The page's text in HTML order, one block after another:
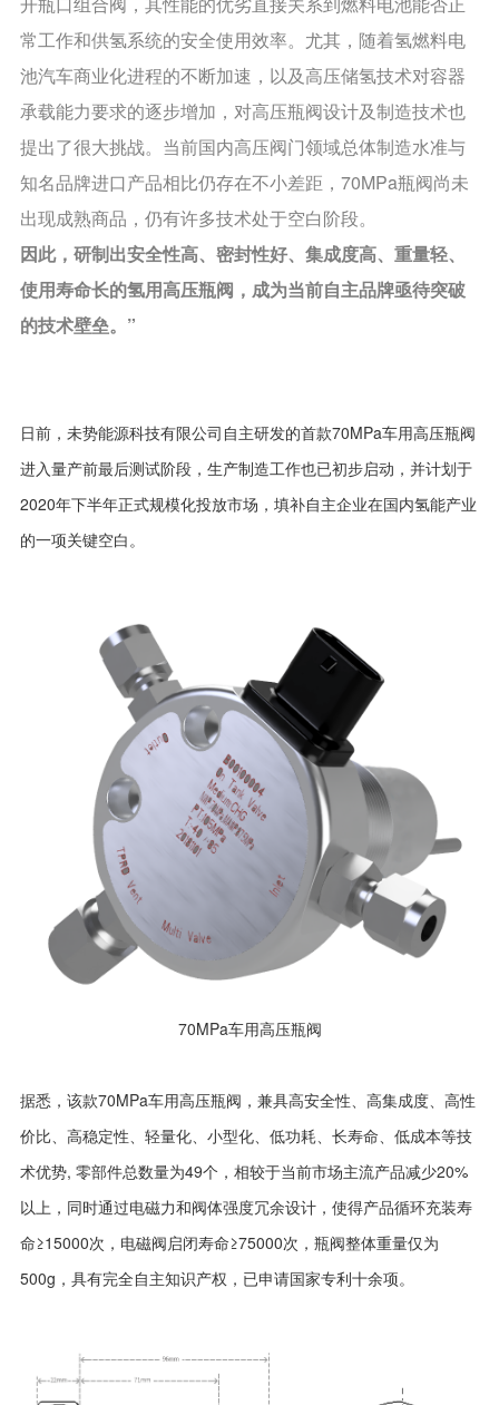
常工作和供氢系统的安全使用效率。尤其，随着氢燃料电
池汽车商业化进程的不断加速，以及高压储氢技术对容器
承载能力要求的逐步增加，对高压瓶阀设计及制造技术也
提出了很大挑战。当前国内高压阀门领域总体制造水准与
知名品牌进口产品相比仍存在不小差距，70MPa瓶阀尚未
出现成熟商品，仍有许多技术处于空白阶段。
因此，研制出安全性高、密封性好、集成度高、重量轻、
使用寿命长的氢用高压瓶阀，成为当前自主品牌亟待突破
的技术壁垒。”
日前，未势能源科技有限公司自主研发的首款70MPa车用高压瓶阀
进入量产前最后测试阶段，生产制造工作也已初步启动，并计划于
2020年下半年正式规模化投放市场，填补自主企业在国内氢能产业
的一项关键空白。
70MPa车用高压瓶阀
据悉，该款70MPa车用高压瓶阀，兼具高安全性、高集成度、高性
价比、高稳定性、轻量化、小型化、低功耗、长寿命、低成本等技
术优势, 零部件总数量为49个，相较于当前市场主流产品减少20%
以上，同时通过电磁力和阀体强度冗余设计，使得产品循环充装寿
命≥15000次，电磁阀启闭寿命≥75000次，瓶阀整体重量仅为
500g，具有完全自主知识产权，已申请国家专利十余项。